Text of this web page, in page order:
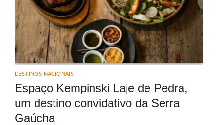
DESTINOS NACIONAIS
Espaço Kempinski Laje de Pedra,
um destino convidativo da Serra
Gaúcha